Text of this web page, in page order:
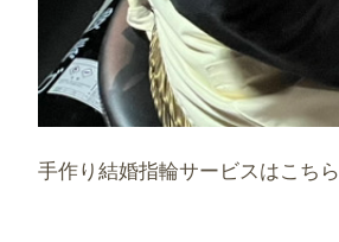
手作り結婚指輪サービスはこちら